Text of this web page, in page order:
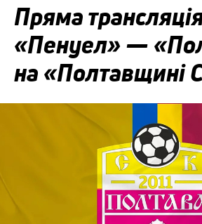
Пряма
«Пенуел» —
на «Полтавщині